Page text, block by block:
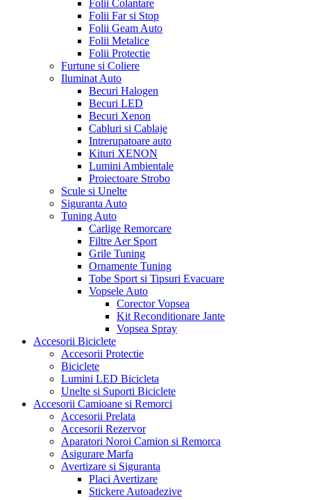
Folii Colantare
Folii Far si Stop
Folii Geam Auto
Folii Metalice
Folii Protectie
Furtune si Coliere
Iluminat Auto
Becuri Halogen
Becuri LED
Becuri Xenon
Cabluri si Cablaje
Intrerupatoare auto
Kituri XENON
Lumini Ambientale
Proiectoare Strobo
Scule si Unelte
Siguranta Auto
Tuning Auto
Carlige Remorcare
Filtre Aer Sport
Grile Tuning
Ornamente Tuning
Tobe Sport si Tipsuri Evacuare
Vopsele Auto
Corector Vopsea
Kit Reconditionare Jante
Vopsea Spray
Accesorii Biciclete
Accesorii Protectie
Biciclete
Lumini LED Bicicleta
Unelte si Suporti Biciclete
Accesorii Camioane si Remorci
Accesorii Prelata
Accesorii Rezervor
Aparatori Noroi Camion si Remorca
Asigurare Marfa
Avertizare si Siguranta
Placi Avertizare
Stickere Autoadezive